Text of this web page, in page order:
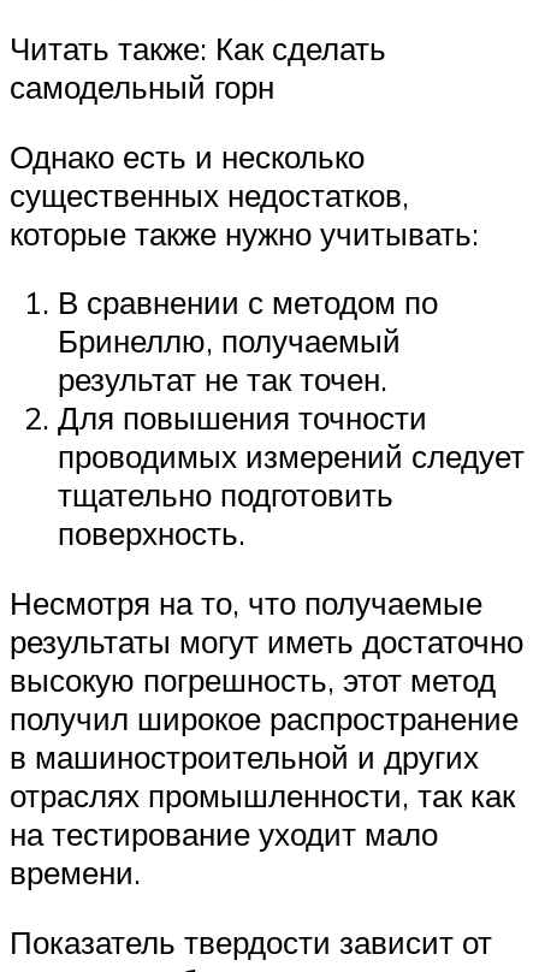
Читать также: Как сделать
самодельный горн
Однако есть и несколько
существенных недостатков,
которые также нужно учитывать:
В сравнении с методом по
Бринеллю, получаемый
результат не так точен.
Для повышения точности
проводимых измерений следует
тщательно подготовить
поверхность.
Несмотря на то, что получаемые
результаты могут иметь достаточно
высокую погрешность, этот метод
получил широкое распространение
в машиностроительной и других
отраслях промышленности, так как
на тестирование уходит мало
времени.
Показатель твердости зависит от